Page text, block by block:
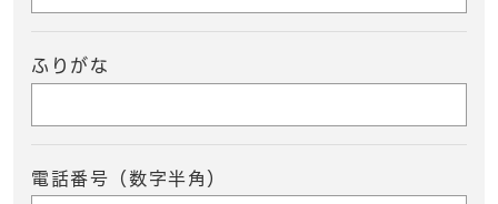
ふりがな
電話番号（数字半角）